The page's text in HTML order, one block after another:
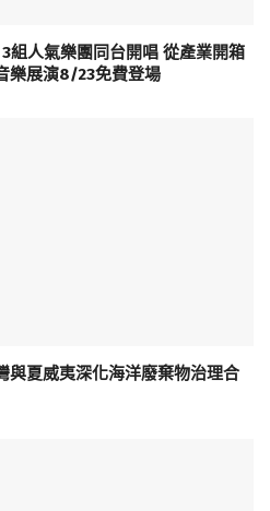
人氣樂團同台開唱 從產業開箱
樂展演8/23免費登場
夏威夷深化海洋廢棄物治理合